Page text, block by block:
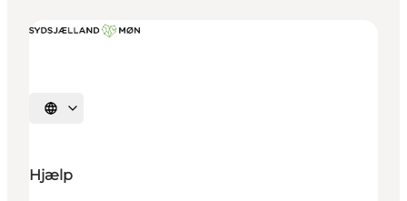
Vælg sprog
Hjælp